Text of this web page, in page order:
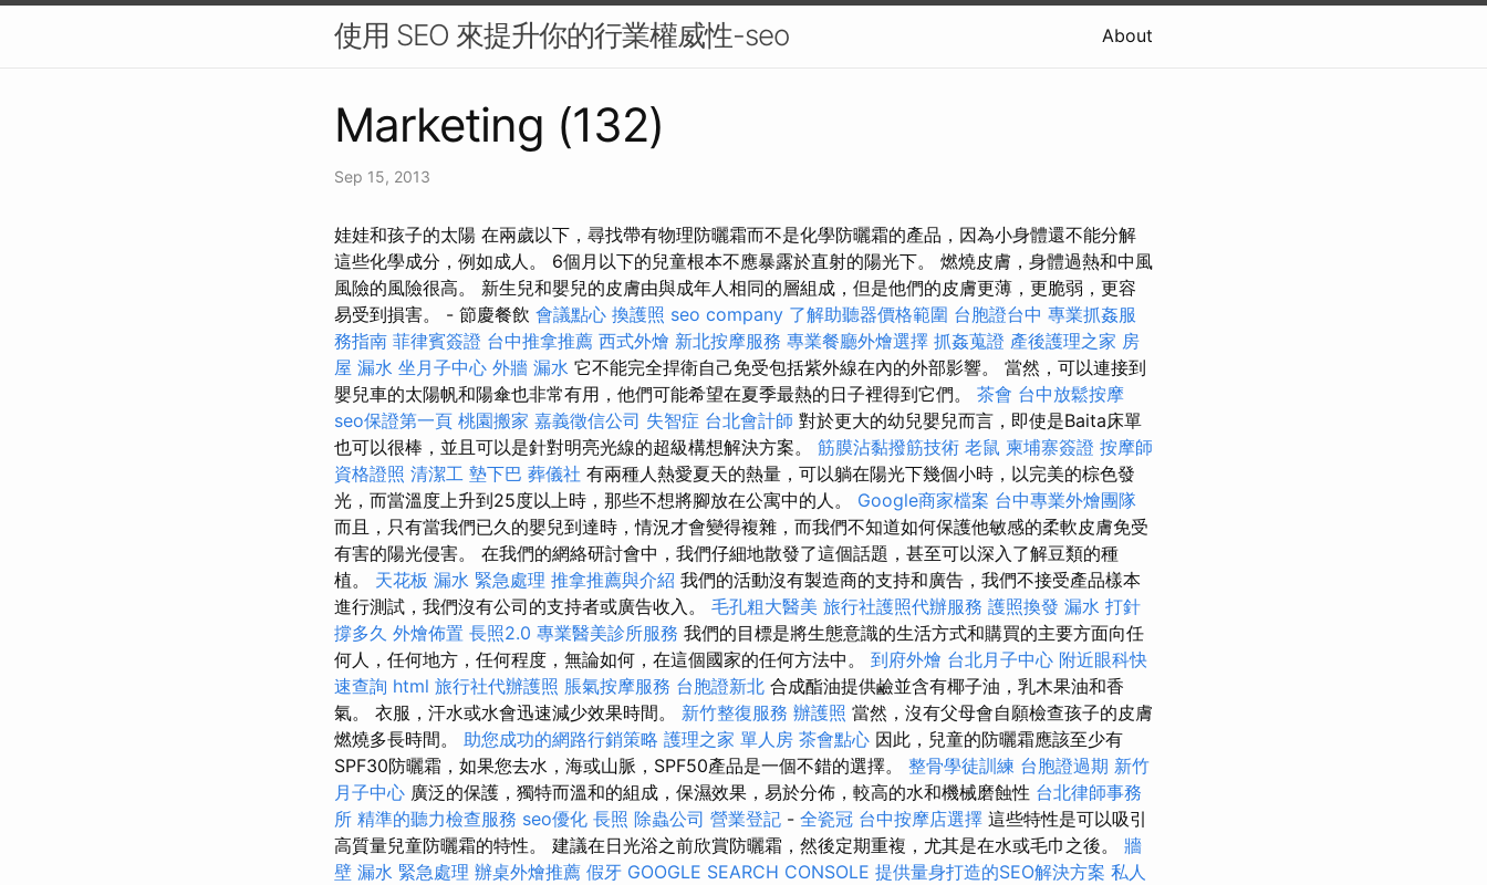
使用 SEO 來提升你的行業權威性-seo About
Marketing (132)
Sep 15, 2013
娃娃和孩子的太陽 在兩歲以下，尋找帶有物理防曬霜而不是化學防曬霜的產品，因為小身體還不能分解
這些化學成分，例如成人。 6個月以下的兒童根本不應暴露於直射的陽光下。 燃燒皮膚，身體過熱和中風
風險的風險很高。 新生兒和嬰兒的皮膚由與成年人相同的層組成，但是他們的皮膚更薄，更脆弱，更容
易受到損害。 - 節慶餐飲 會議點心 換護照 seo company 了解助聽器價格範圍 台胞證台中 專業抓姦服
務指南 菲律賓簽證 台中推拿推薦 西式外燴 新北按摩服務 專業餐廳外燴選擇 抓姦蒐證 產後護理之家 房
屋 漏水 坐月子中心 外牆 漏水 它不能完全捍衛自己免受包括紫外線在內的外部影響。 當然，可以連接到
嬰兒車的太陽帆和陽傘也非常有用，他們可能希望在夏季最熱的日子裡得到它們。 茶會 台中放鬆按摩
seo保證第一頁 桃園搬家 嘉義徵信公司 失智症 台北會計師 對於更大的幼兒嬰兒而言，即使是Baita床單
也可以很棒，並且可以是針對明亮光線的超級構想解決方案。 筋膜沾黏撥筋技術 老鼠 柬埔寨簽證 按摩師
資格證照 清潔工 墊下巴 葬儀社 有兩種人熱愛夏天的熱量，可以躺在陽光下幾個小時，以完美的棕色發
光，而當溫度上升到25度以上時，那些不想將腳放在公寓中的人。 Google商家檔案 台中專業外燴團隊
而且，只有當我們已久的嬰兒到達時，情況才會變得複雜，而我們不知道如何保護他敏感的柔軟皮膚免受
有害的陽光侵害。 在我們的網絡研討會中，我們仔細地散發了這個話題，甚至可以深入了解豆類的種
植。 天花板 漏水 緊急處理 推拿推薦與介紹 我們的活動沒有製造商的支持和廣告，我們不接受產品樣本
進行測試，我們沒有公司的支持者或廣告收入。 毛孔粗大醫美 旅行社護照代辦服務 護照換發 漏水 打針
撐多久 外燴佈置 長照2.0 專業醫美診所服務 我們的目標是將生態意識的生活方式和購買的主要方面向任
何人，任何地方，任何程度，無論如何，在這個國家的任何方法中。 到府外燴 台北月子中心 附近眼科快
速查詢 html 旅行社代辦護照 脹氣按摩服務 台胞證新北 合成酯油提供鹼並含有椰子油，乳木果油和香
氣。 衣服，汗水或水會迅速減少效果時間。 新竹整復服務 辦護照 當然，沒有父母會自願檢查孩子的皮膚
燃燒多長時間。 助您成功的網路行銷策略 護理之家 單人房 茶會點心 因此，兒童的防曬霜應該至少有
SPF30防曬霜，如果您去水，海或山脈，SPF50產品是一個不錯的選擇。 整骨學徒訓練 台胞證過期 新竹
月子中心 廣泛的保護，獨特而溫和的組成，保濕效果，易於分佈，較高的水和機械磨蝕性 台北律師事務
所 精準的聽力檢查服務 seo優化 長照 除蟲公司 營業登記 - 全瓷冠 台中按摩店選擇 這些特性是可以吸引
高質量兒童防曬霜的特性。 建議在日光浴之前欣賞防曬霜，然後定期重複，尤其是在水或毛巾之後。 牆
壁 漏水 緊急處理 辦桌外燴推薦 假牙 GOOGLE SEARCH CONSOLE 提供量身打造的SEO解決方案 私人